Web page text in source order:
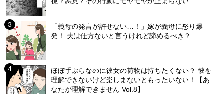
「義母の発言が許せない…！」嫁が義母に怒り爆
発！ 夫は仕方ないと言うけれど諦めるべき？
ほぼ手ぶらなのに彼女の荷物は持ちたくない？ 彼を
理解できないけど楽しまないともったいない！【あ
なたが理解できません Vol.8】